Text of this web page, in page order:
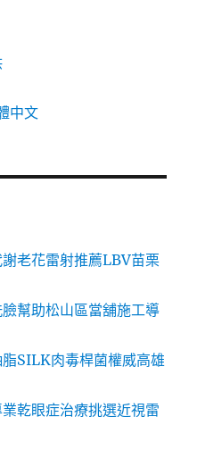
中文
老花雷射推薦LBV苗栗
幫助松山區當舖施工導
SILK肉毒桿菌權威高雄
乾眼症治療挑選近視雷